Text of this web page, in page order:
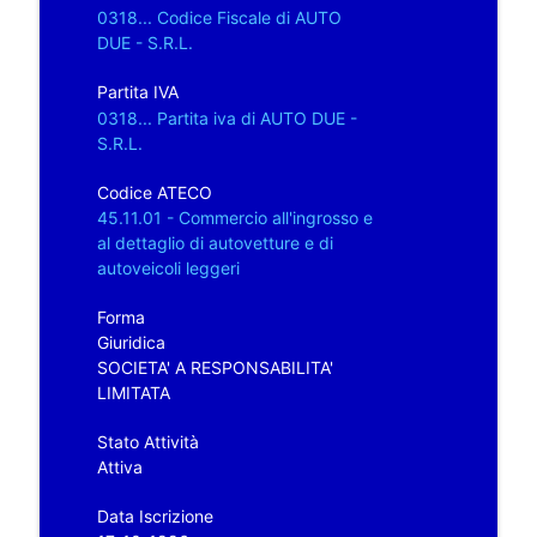
0318... Codice Fiscale di AUTO
DUE - S.R.L.
Partita IVA
0318... Partita iva di AUTO DUE -
S.R.L.
Codice ATECO
45.11.01 - Commercio all'ingrosso e
al dettaglio di autovetture e di
autoveicoli leggeri
Forma
Giuridica
SOCIETA' A RESPONSABILITA'
LIMITATA
Stato Attività
Attiva
Data Iscrizione